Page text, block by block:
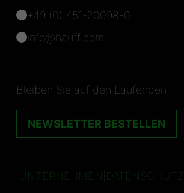
+49 (0) 451-20098-0
info@hauff.com
Bleiben Sie auf den Laufenden!
NEWSLETTER BESTELLEN
UNTERNEHMEN DATENSCHUTZ